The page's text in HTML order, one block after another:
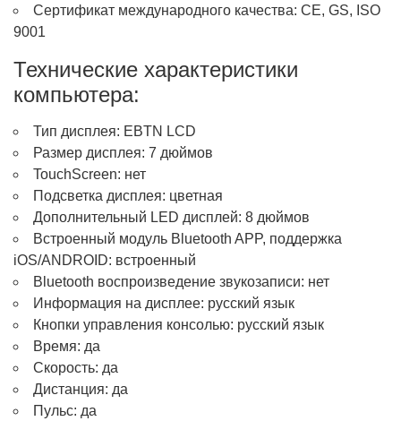
Сертификат международного качества: CE, GS, ISO
9001
Технические характеристики
компьютера:
Тип дисплея: EBTN LCD
Размер дисплея: 7 дюймов
TouchScreen: нет
Подсветка дисплея: цветная
Дополнительный LED дисплей: 8 дюймов
Встроенный модуль Bluetooth APP, поддержка
iOS/ANDROID: встроенный
Bluetooth воспроизведение звукозаписи: нет
Информация на дисплее: русский язык
Кнопки управления консолью: русский язык
Время: да
Скорость: да
Дистанция: да
Пульс: да